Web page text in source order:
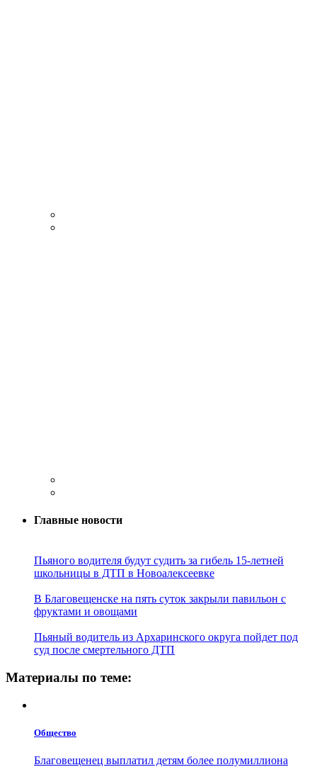
Главные новости
Пьяного водителя будут судить за гибель 15-летней
школьницы в ДТП в Новоалексеевке
В Благовещенске на пять суток закрыли павильон с
фруктами и овощами
Пьяный водитель из Архаринского округа пойдет под
суд после смертельного ДТП
Материалы по теме:
Общество
Благовещенец выплатил детям более полумиллиона